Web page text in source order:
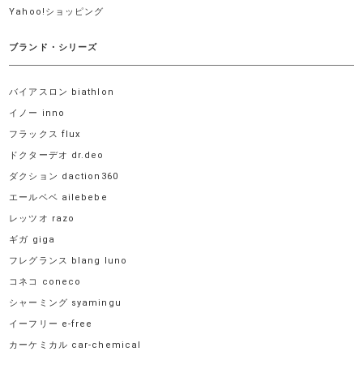
Yahoo!ショッピング
ブランド・シリーズ
バイアスロン biathlon
イノー inno
フラックス flux
ドクターデオ dr.deo
ダクション daction360
エールベベ ailebebe
レッツオ razo
ギガ giga
フレグランス blang luno
コネコ coneco
シャーミング syamingu
イーフリー e-free
カーケミカル car-chemical